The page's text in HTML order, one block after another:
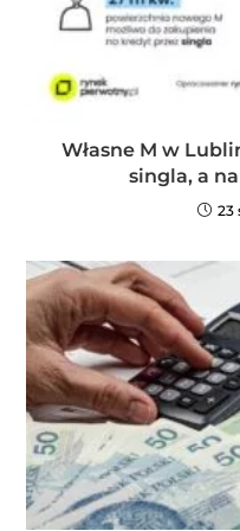
Własne M w
singla, a
23